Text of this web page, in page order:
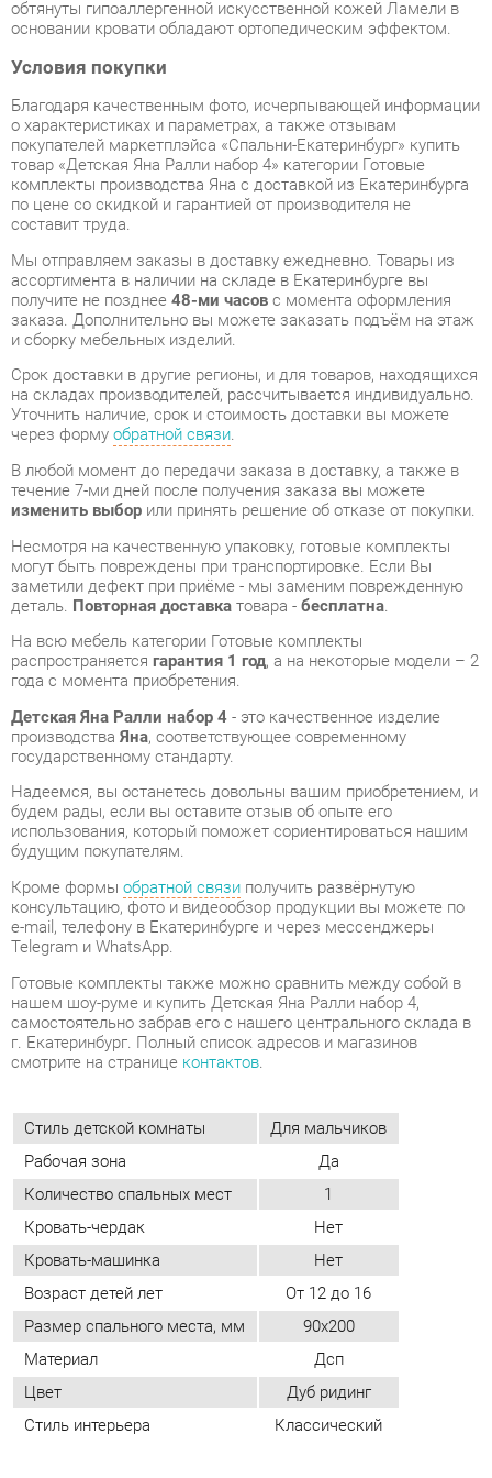
Благодаря качественным фото, исчерпывающей информации
о характеристиках и параметрах, а также отзывам
покупателей маркетплэйса «Спальни-Екатеринбург» купить
товар «Детская Яна Ралли набор 4» категории Готовые
комплекты производства Яна с доставкой из Екатеринбурга
по цене со скидкой и гарантией от производителя не
составит труда.
Мы отправляем заказы в доставку ежедневно. Товары из
ассортимента в наличии на складе в Екатеринбурге вы
получите не позднее48-ми часовс момента оформления
заказа. Дополнительно вы можете заказать подъём на этаж
Срок доставки в другие регионы, и для товаров, находящихся
на складах производителей, рассчитывается индивидуально.
Уточнить наличие, срок и стоимость доставки вы можете
через формуобратной связи.
В любой момент до передачи заказа в доставку, а также в
течение 7-ми дней после получения заказа вы можете
изменить выборили принять решение об отказе от покупки.
Несмотря на качественную упаковку, готовые комплекты
могут быть повреждены при транспортировке. Если Вы
заметили дефект при приёме - мы заменим поврежденную
деталь.Повторная доставка товара -бесплатна.
На всю мебель категории Готовые комплекты
распространяетсягарантия 1 год, а на некоторые модели – 2
года с момента приобретения.
Детская Яна Ралли набор 4- это качественное изделие
государственному стандарту.
Надеемся, вы останетесь довольны вашим приобретением, и
использования, который поможет сориентироваться нашим
будущим покупателям.
консультацию, фото и видеообзор продукции вы можете по
e-mail, телефону в Екатеринбурге и через мессенджеры
Telegram и WhatsApp.
Готовые комплекты также можно сравнить между собой в
нашем шоу-руме и купить Детская Яна Ралли набор 4,
самостоятельно забрав его с нашего центрального склада в
г. Екатеринбург. Полный список адресов и магазинов
смотрите на странице
контактов
Стиль детской комнаты Для мальчиков
Рабочая зона
Да
Количество спальных мест
Кровать-машинка
Нет
Возраст детей лет
От 12 до 16
Размер спального места, мм
90х200
Материал
Дсп
Цвет
Дуб ридинг
Стиль интерьера
Классический
ОТЗЫВЫ
Пока нет отзывов, поделитесь первым своим мнением.
ДОБАВИТЬ ОТЗЫВ